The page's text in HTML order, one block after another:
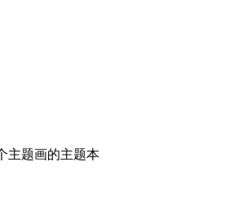
主题画的主题本